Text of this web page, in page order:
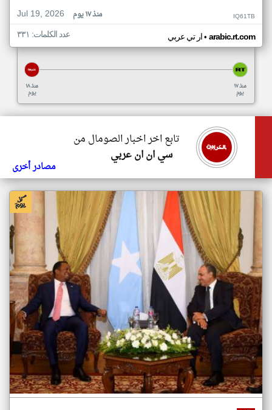
Jul 19, 2026
منذ ١٧ يوم IQ61TB
ار تي عربي• arabic.rt.com عدد الكلمات: ٣٣١
منذ ١٨
يوم
منذ ١٧
يوم
تابع اخر اخبار الصومال من
سي ان ان عربي
مصادر أخرى